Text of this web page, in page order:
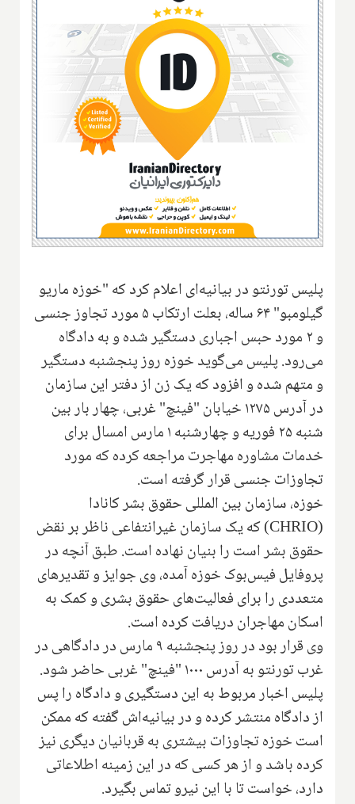
پلیس تورنتو در بیانیه‌ای اعلام کرد که "خوزه ماریو
گیلومبو" ۶۴ ساله، بعلت ارتکاب ۵ مورد تجاوز جنسی
و ۲ مورد حبس اجباری دستگیر شده و به دادگاه
می‌رود. پلیس می‌گوید خوزه روز پنجشنبه دستگیر
و متهم شده و افزود که یک زن از دفتر این سازمان
در آدرس ۱۲۷۵ خیابان "فینچ" غربی، چهار بار بین
شنبه ۲۵ فوریه و چهارشنبه ۱ مارس امسال برای
خدمات مشاوره مهاجرت مراجعه کرده که مورد
تجاوزات جنسی قرار گرفته است.
خوزه، سازمان بین المللی حقوق بشر کانادا
(
CHRIO) که یک سازمان غیرانتفاعی ناظر بر نقض
حقوق بشر است را بنیان نهاده است. طبق آنچه در
پروفایل فیس‌بوک خوزه آمده، وی جوایز و تقدیرهای
متعددی را برای فعالیت‌های حقوق بشری و کمک به
اسکان مهاجران دریافت کرده است.
وی قرار بود در روز پنجشنبه ۹ مارس در دادگاهی در
غرب تورنتو به آدرس ۱۰۰۰ "فینچ" غربی حاضر شود.
پلیس اخبار مربوط به این دستگیری و دادگاه را پس
از دادگاه منتشر کرده و در بیانیه‌اش گفته که ممکن
است خوزه تجاوزات بیشتری به قربانیان دیگری نیز
کرده باشد و از هر کسی که در این زمینه اطلاعاتی
دارد، خواست تا با این نیرو تماس بگیرد.